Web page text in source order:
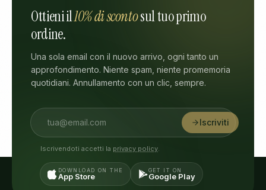
Ottieni il10% di scontosul tuo primo
ordine.
Una sola email con il nuovo arrivo, ogni tanto un
approfondimento. Niente spam, niente promemoria
quotidiani. Annullamento con un clic, sempre.
Iscriviti
Iscrivendoti accetti la privacy policy.
DOWNLOAD ON THE
App Store
GET IT ON
Google Play